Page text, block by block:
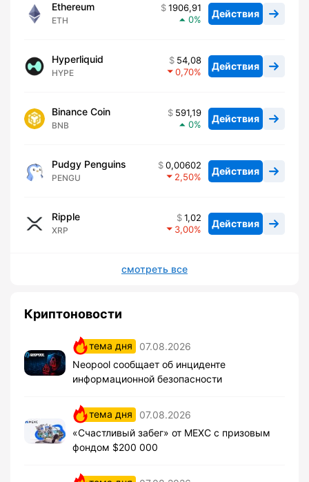
Ethereum
ETH
1906,91
0
Действия
Hyperliquid
HYPE
54,08
0,70
Действия
Binance Coin
BNB
591,19
0
Действия
Pudgy Penguins
PENGU
0,00602
2,50
Действия
Ripple
XRP
1,02
3,00
Действия
смотреть все
Криптоновости
тема дня
07.08.2026
Neopool сообщает об инциденте
информационной безопасности
тема дня
07.08.2026
«Счастливый забег» от MEXC с призовым
фондом $200 000